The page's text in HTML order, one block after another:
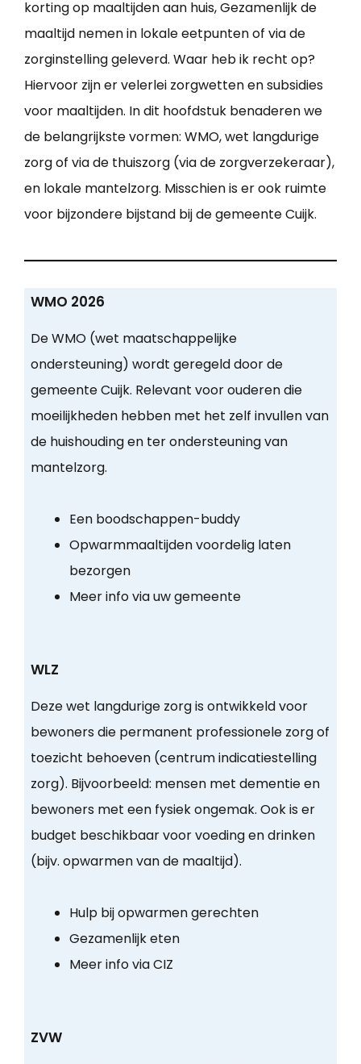
korting op maaltijden aan huis, Gezamenlijk de
maaltijd nemen in lokale eetpunten of via de
zorginstelling geleverd. Waar heb ik recht op?
Hiervoor zijn er velerlei zorgwetten en subsidies
voor maaltijden. In dit hoofdstuk benaderen we
de belangrijkste vormen: WMO, wet langdurige
zorg of via de thuiszorg (via de zorgverzekeraar),
en lokale mantelzorg. Misschien is er ook ruimte
voor bijzondere bijstand bij de gemeente Cuijk.
WMO 2026
De WMO (wet maatschappelijke
ondersteuning) wordt geregeld door de
gemeente Cuijk. Relevant voor ouderen die
moeilijkheden hebben met het zelf invullen van
de huishouding en ter ondersteuning van
mantelzorg.
Een boodschappen-buddy
Opwarmmaaltijden voordelig laten
bezorgen
Meer info via uw gemeente
WLZ
Deze wet langdurige zorg is ontwikkeld voor
bewoners die permanent professionele zorg of
toezicht behoeven (centrum indicatiestelling
zorg). Bijvoorbeeld: mensen met dementie en
bewoners met een fysiek ongemak. Ook is er
budget beschikbaar voor voeding en drinken
(bijv. opwarmen van de maaltijd).
Hulp bij opwarmen gerechten
Gezamenlijk eten
Meer info via CIZ
ZVW